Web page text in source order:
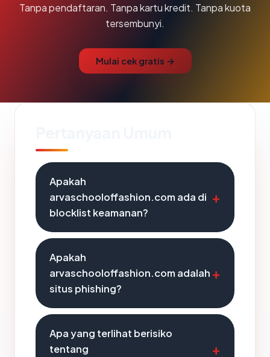
Tanpa pendaftaran. Tanpa kartu kredit. Tanpa kuota
tersembunyi.
Mulai cek gratis →
Apakah
arvaschooloffashion.com ada di
blocklist keamanan?
Apakah
arvaschooloffashion.com adalah
situs phishing?
Apa yang terlihat berisiko
tentang